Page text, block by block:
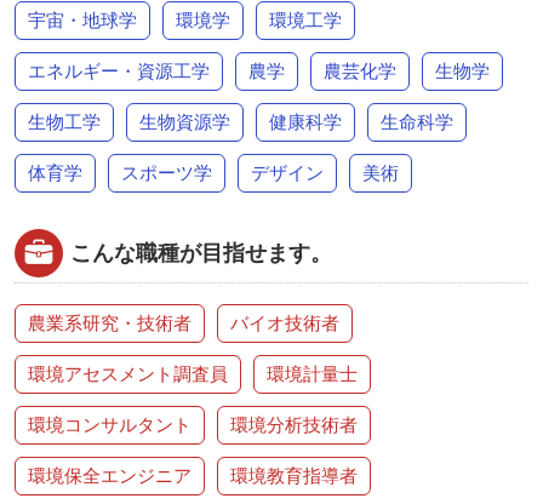
宇宙・地球学 環境学 環境工学
エネルギー・資源工学 農学 農芸化学 生物学
生物工学 生物資源学 健康科学 生命科学
体育学 スポーツ学 デザイン 美術
こんな職種が目指せます。
農業系研究・技術者 バイオ技術者
環境アセスメント調査員 環境計量士
環境コンサルタント 環境分析技術者
環境保全エンジニア 環境教育指導者